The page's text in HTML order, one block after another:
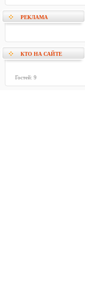
РЕКЛАМА
КТО НА САЙТЕ
Гостей: 9